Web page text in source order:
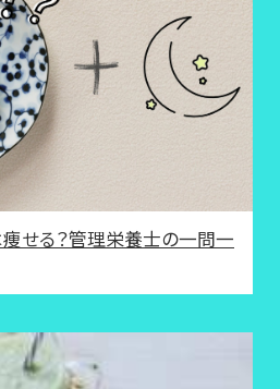
痩せる？管理栄養士の一問一